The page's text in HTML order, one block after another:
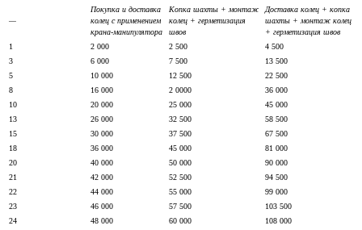
—
Покупка и доставка
колец с применением
крана-манипулятора
Копка шахты + монтаж
колец + герметизация
швов
Доставка колец + копка
шахты + монтаж колец
+ герметизация швов
1
2 000 2 500
4 500
3
6 000 7 500
13 500
5
10 000 12 500
22 500
8
16 000 2 0000
36 000
10
20 000 25 000
45 000
13
26 000 32 500
58 500
15
30 000 37 500
67 500
18
36 000 45 000
81 000
20
40 000 50 000
90 000
21
42 000 52 500
94 500
22
44 000 55 000
99 000
23
46 000 57 500
103 500
24
48 000 60 000
108 000